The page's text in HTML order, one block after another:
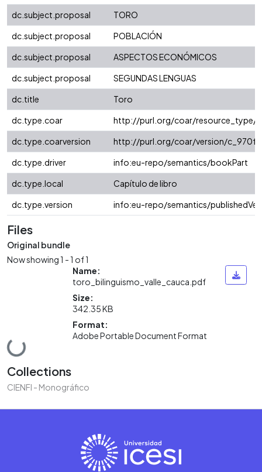
dc.subject.proposal
TORO
dc.subject.proposal
POBLACIÓN
dc.subject.proposal
ASPECTOS ECONÓMICOS
dc.subject.proposal
SEGUNDAS LENGUAS
dc.title
Toro
dc.type.coar
http://purl.org/coar/resource_type/
dc.type.coarversion
http://purl.org/coar/version/
dc.type.driver
info:eu-repo/semantics/bookPart
dc.type.local
Capítulo de libro
dc.type.version
info:eu-repo/semantics/
Files
Original bundle
Now showing1 - 1 of 1
Loading...
Name:
toro_bilinguismo_valle_cauca.pdf
Size:
342.35 KB
Format:
Adobe Portable Document Format
Collections
CIENFI - Monográfico